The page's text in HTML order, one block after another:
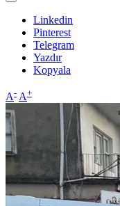
Linkedin
Pinterest
Telegram
Yazdır
Kopyala
A- A+